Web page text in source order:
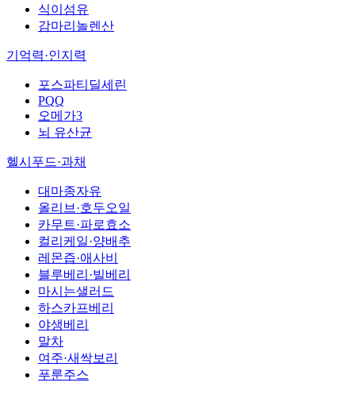
식이섬유
감마리놀렌산
기억력·인지력
포스파티딜세린
PQQ
오메가3
뇌 유산균
헬시푸드·과채
대마종자유
올리브·호두오일
카무트·파로효소
컬리케일·양배추
레몬즙·애사비
블루베리·빌베리
마시는샐러드
하스카프베리
야생베리
말차
여주·새싹보리
푸룬주스